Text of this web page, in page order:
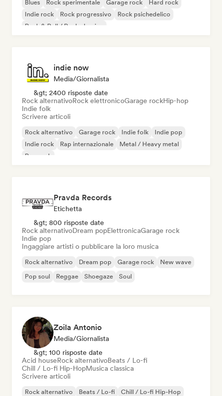
Blues Rock sperimentale Garage rock
Hard rock
Indie rock
Rock progressivo
Rock psichedelico
Rock & Roll / Rock classico
indie now
Media/Giornalista
&gt; 2400 risposte date
Rock alternativoRock elettronicoGarage rockHip-hop
Indie folk
Scrivere articoli
Rock alternativo Garage rock Indie folk
Indie pop
Indie rock
Rap internazionale
Metal / Heavy metal
Pop rock
Pravda Records
Etichetta
&gt; 800 risposte date
Rock alternativoDream popElettronicaGarage rock
Indie pop
Ingaggiare artisti o pubblicare la loro musica
Rock alternativo Dream pop Garage rock
New wave
Pop soul
Reggae Shoegaze Soul
Zoila Antonio
Media/Giornalista
&gt; 100 risposte date
Acid houseRock alternativoBeats / Lo-fi
Chill / Lo-fi Hip-HopMusica classica
Scrivere articoli
Rock alternativo Beats / Lo-fi
Chill / Lo-fi Hip-Hop